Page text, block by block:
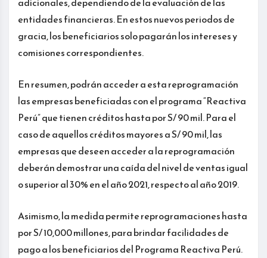
entidades financieras. En estos nuevos periodos de
gracia, los beneficiarios solo pagarán los intereses y
comisiones correspondientes.
En resumen, podrán acceder a esta reprogramación
las empresas beneficiadas con el programa “Reactiva
Perú” que tienen créditos hasta por S/ 90 mil. Para el
caso de aquellos créditos mayores a S/ 90 mil, las
empresas que deseen acceder a la reprogramación
deberán demostrar una caída del nivel de ventas igual
o superior al 30% en el año 2021, respecto al año 2019.
Asimismo, la medida permite reprogramaciones hasta
por S/ 10,000 millones, para brindar facilidades de
pago a los beneficiarios del Programa Reactiva Perú.